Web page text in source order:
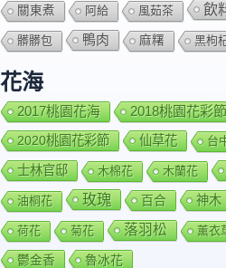
關東煮 阿給 風茹茶 飲
髒髒包 鴨肉 麻糬 黑枸
花海
2017桃園花海 2018桃園花彩節
2020桃園花彩節
仙草花 台
士林官邸 木棉花 木蘭花
油桐花 玫瑰 百合 神木
荷花 菊花 落羽松 薰衣
鬱金香 魯冰花